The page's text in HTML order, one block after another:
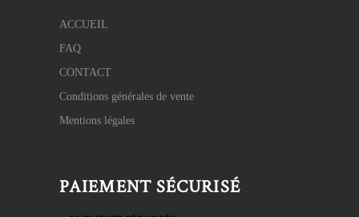
ACCUEIL
FAQ
CONTACT
Conditions générales de vente
Mentions légales
PAIEMENT SÉCURISÉ